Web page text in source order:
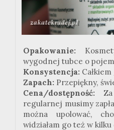
Opakowanie:
wygodnej tubce o
Konsystencja:
Zapach: Przepiękny,
Cena/dostępność:
regularnej musimy
można upolować,
widziałam go też w